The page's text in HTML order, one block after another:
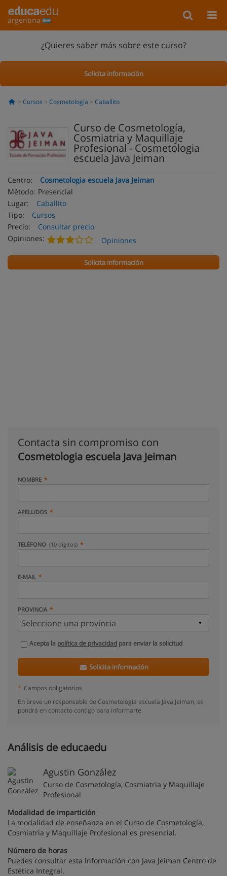
argentina
¿Quieres saber más sobre este curso?
Solicita información
Cursos Cosmetología Caballito
Curso de Cosmetología,
Cosmiatria y Maquillaje
Profesional - Cosmetologia
escuela Java Jeiman
Centro:
Cosmetologia escuela Java Jeiman
Método: Presencial
Lugar:
Caballito
Tipo:
Cursos
Precio:
Consultar precio
Opiniones:
Opiniones
Solicita información
Contacta sin compromiso con
Cosmetologia escuela Java Jeiman
NOMBRE
APELLIDOS
TELÉFONO (10 dígitos)
E-MAIL
PROVINCIA
Acepta la política de privacidad para enviar la solicitud
Solicita información
* Campos obligatorios
En breve un responsable de Cosmetologia escuela Java Jeiman, se
pondrá en contacto contigo para informarte
Análisis de educaedu
Agustin González
Curso de Cosmetología, Cosmiatria y Maquillaje
Profesional
Modalidad de impartición
La modalidad de enseñanza en el Curso de Cosmetología,
Cosmiatria y Maquillaje Profesional es presencial.
Número de horas
Puedes consultar esta información con Java Jeiman Centro de
Estética Integral.